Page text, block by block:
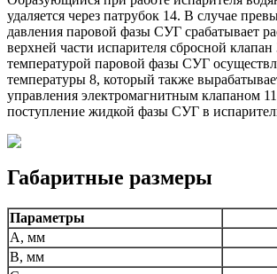
удаляется через патрубок 14. В случае
давления паровой фазы СУГ срабатывает
верхней части испарителя сбросной клапан
температурой паровой фазы СУГ
температуры 8, который также
управления электромагнитным клапаном
поступление жидкой фазы СУГ в
Габаритные размеры
Параметры
A, мм
B, мм